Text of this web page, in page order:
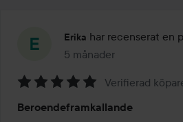
Erika har recenserat en
5 månader
Inlägget skapades 5
5
Verifierad
Beroendeframkallande